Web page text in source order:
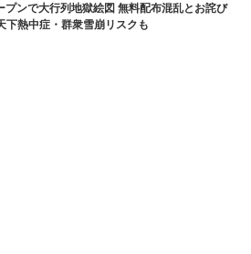
プンで大行列地獄絵図 無料配布混乱とお詫び
下熱中症・群衆雪崩リスクも